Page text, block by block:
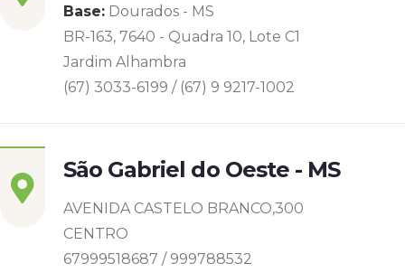
Base: Dourados - MS
BR-163, 7640 - Quadra 10, Lote C1
Jardim Alhambra
(67) 3033-6199 / (67) 9 9217-1002
São Gabriel do Oeste - MS
AVENIDA CASTELO BRANCO,300
CENTRO
67999518687 / 999788532